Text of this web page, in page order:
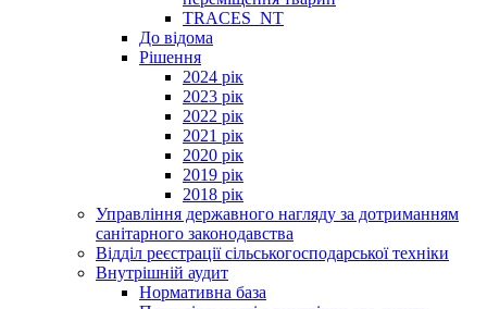
TRACES_NT
До відома
Рішення
2024 рік
2023 рік
2022 рік
2021 рік
2020 рік
2019 рік
2018 рік
Управління державного нагляду за дотриманням
санітарного законодавства
Відділ реєстрації сільськогосподарської техніки
Внутрішній аудит
Нормативна база